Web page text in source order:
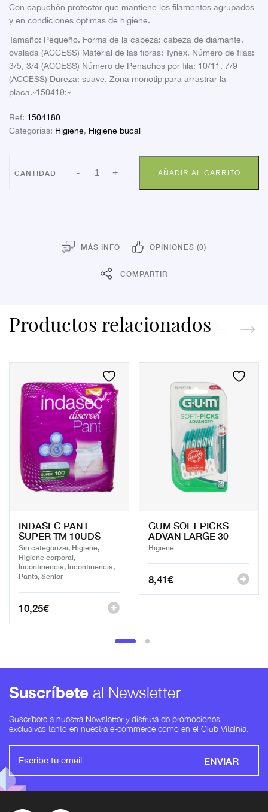
Con capuchón protector que mantiene los filamentos agrupados
y en condiciones óptimas de higiene.
Tamaño: Pequeño. Forma de la cabeza: cabeza de diamante,
ovalada (ACCESS) Material de las fibras: Tynex. Número de filas:
3/5, 3/4 (ACCESS) Número de Penachos por fila: 10/11, 7/9
(ACCESS) Dureza: suave. Zona monotip para arrastrar la
placa.»150419;»
Ref: 1504180
Categorías: Higiene, Higiene bucal
- CEPILLO
VITIS
ORTHODONT
+ AÑADIR AL CARRITO
MÁS INFO OPINIONES (0)
COMPARTIR
Productos relacionados
INDASEC PANT
SUPER TM 10UDS
Sin categorizar, Higiene,
Higiene corporal,
Incontinencia, Incontinencia,
Pants, Senior
10,25€
GUM SOFT PICKS
ADVAN LARGE 30
Higiene
8,41€
Suscríbete al Newsletter
Suscríbete a nuestra Newsletter y disfruta de promociones
exclusivas tanto en nuestra e-commerce como en el Club Vitalnia.
ENVIAR